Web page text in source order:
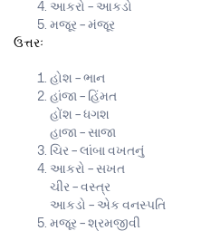
આકરો – આકડો
મજૂર – મંજૂર
ઉત્તરઃ
હોશ – ભાન
હાંજા – હિંમત
હોંશ – ધગશ
હાજા – સાજા
ચિર – લાંબા વખતનું
આકરો – સખત
ચીર – વસ્ત્ર
આકડો – એક વનસ્પતિ
મજૂર – શ્રમજીવી